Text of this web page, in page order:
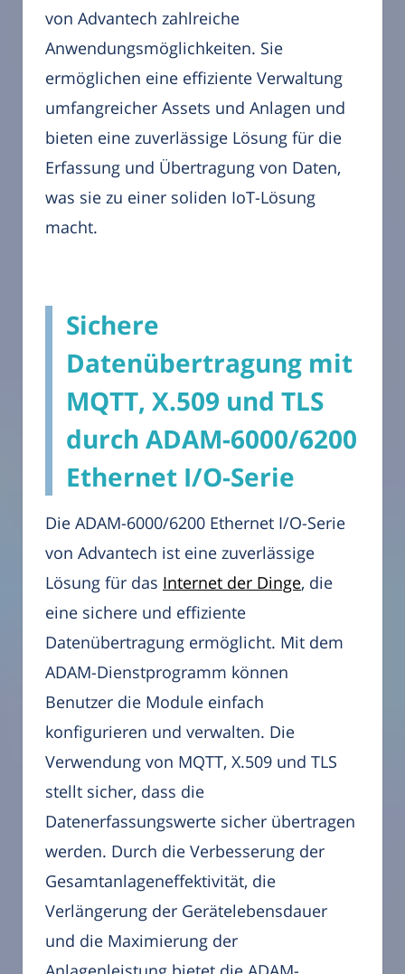
von Advantech zahlreiche
Anwendungsmöglichkeiten. Sie
ermöglichen eine effiziente Verwaltung
umfangreicher Assets und Anlagen und
bieten eine zuverlässige Lösung für die
Erfassung und Übertragung von Daten,
was sie zu einer soliden IoT-Lösung
macht.
Sichere
Datenübertragung mit
MQTT, X.509 und TLS
durch ADAM-6000/6200
Ethernet I/O-Serie
Die ADAM-6000/6200 Ethernet I/O-Serie
von Advantech ist eine zuverlässige
Lösung für das Internet der Dinge, die
eine sichere und effiziente
Datenübertragung ermöglicht. Mit dem
ADAM-Dienstprogramm können
Benutzer die Module einfach
konfigurieren und verwalten. Die
Verwendung von MQTT, X.509 und TLS
stellt sicher, dass die
Datenerfassungswerte sicher übertragen
werden. Durch die Verbesserung der
Gesamtanlageneffektivität, die
Verlängerung der Gerätelebensdauer
und die Maximierung der